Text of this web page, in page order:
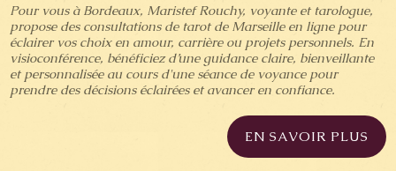
Pour vous à Bordeaux, Maristef Rouchy, voyante et tarologue,
propose des consultations de tarot de Marseille en ligne pour
éclairer vos choix en amour, carrière ou projets personnels. En
visioconférence, bénéficiez d’une guidance claire, bienveillante
et personnalisée au cours d'une séance de voyance pour
prendre des décisions éclairées et avancer en confiance.
EN SAVOIR PLUS